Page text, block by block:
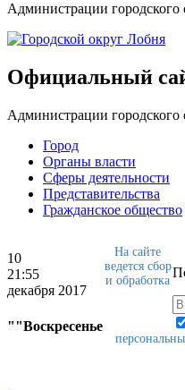
Администрации городского
Официальный
Администрации городского
Город
Органы власти
Сферы деятельности
Представительства
Гражданское общество
10
21:55
декабря 2017
""Воскресенье
На сайте
ведется сбор
и обработка